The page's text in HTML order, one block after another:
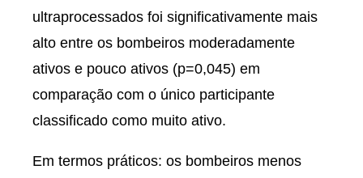
ultraprocessados foi significativamente mais
alto entre os bombeiros moderadamente
ativos e pouco ativos (p=0,045) em
comparação com o único participante
classificado como muito ativo.
Em termos práticos: os bombeiros menos